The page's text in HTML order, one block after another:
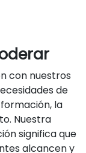
con nuestros
de
la
Nuestra
significa que
alcancen y